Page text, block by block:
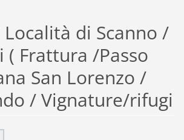
di Scanno /
Frattura /Passo
San Lorenzo /
/ Vignature/rifugi